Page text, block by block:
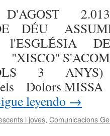
DÉU
3
Dolors MISSA
leyendo →
i joves, Comunicacions